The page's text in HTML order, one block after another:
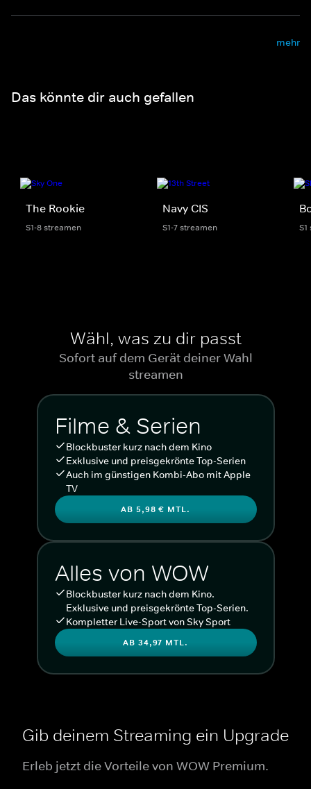
mehr
Das könnte dir auch gefallen
The Rookie
S1-8 streamen
Navy CIS
S1-7 streamen
Wähl, was zu dir passt
Sofort auf dem Gerät deiner Wahl
streamen
Filme & Serien
Blockbuster kurz nach dem Kino
Exklusive und preisgekrönte Top-Serien
Auch im günstigen Kombi-Abo mit Apple
TV
AB 5,98 € MTL.
Alles von WOW
Blockbuster kurz nach dem Kino.
Exklusive und preisgekrönte Top-Serien.
Kompletter Live-Sport von Sky Sport
AB 34,97 MTL.
Gib deinem Streaming ein Upgrade
Erleb jetzt die Vorteile von WOW Premium.